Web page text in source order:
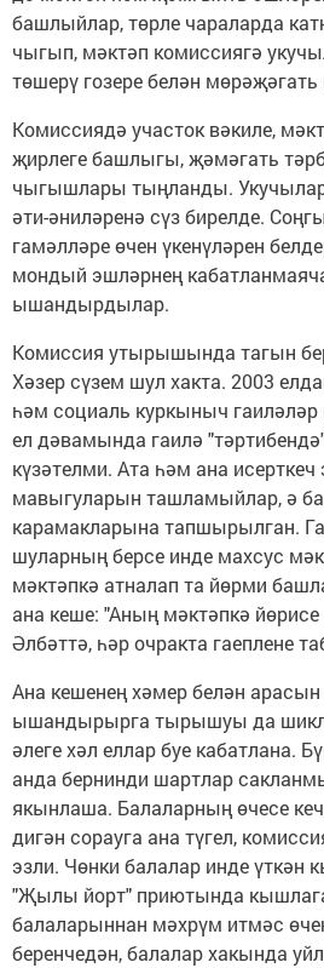
башлыйлар, төрле чараларда
чыгып, мәктәп комиссиягә
төшерү гозере белән мөрәҗәгать
Комиссиядә участок вәкиле,
җирлеге башлыгы, җәмәгать
чыгышлары тыңланды.
әти-әниләренә сүз бирелде.
гамәлләре өчен үкенүләрен
мондый эшләрнең
ышандырдылар.
Комиссия утырышында тагын
Хәзер сүзем шул хакта. 2003
һәм социаль куркыныч гаиләләр
ел дәвамында гаилә
күзәтелми. Ата һәм ана
мавыгуларын ташламыйлар, ә
карамакларына тапшырылган.
шуларның берсе инде махсус
мәктәпкә атналап та йөрми
ана кеше: "Аның мәктәпкә
Әлбәттә, һәр очракта гаеплене
Ана кешенең хәмер белән
ышандырырга тырышуы да
әлеге хәл еллар буе кабатлана.
анда бернинди шартлар
якынлаша. Балаларның өчесе
дигән сорауга ана түгел,
эзли. Чөнки балалар инде
"Җылы йорт" приютында
балаларыннан мәхрүм итмәс
беренчедән, балалар хакында